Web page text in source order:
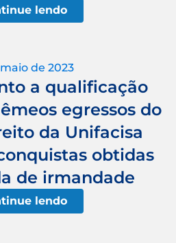
lendo
maio de 2023
a qualificação
egressos do
da Unifacisa
obtidas
de irmandade
lendo